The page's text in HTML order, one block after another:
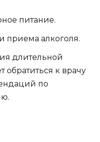
питание.
приема алкоголя.
длительной
обратиться к врачу
по